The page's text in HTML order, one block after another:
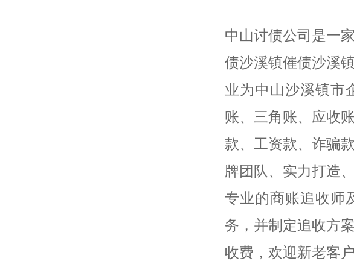
中山讨债公司是一
债沙溪镇催债沙溪
业为中山沙溪镇市
账、三角账、应收
款、工资款、诈骗
牌团队、实力打造
专业的商账追收师
务，并制定追收方
收费，欢迎新老客